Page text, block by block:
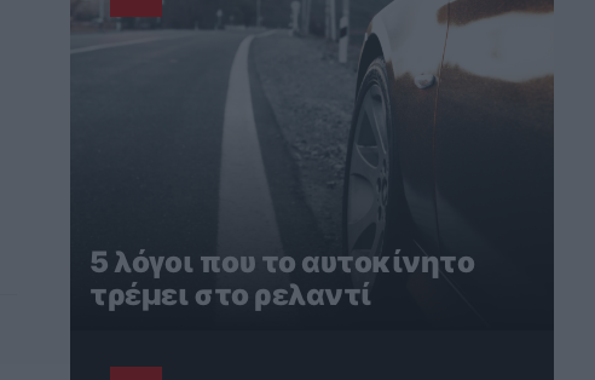
5 λόγοι που το αυτοκίνητο
τρέμει στο ρελαντί